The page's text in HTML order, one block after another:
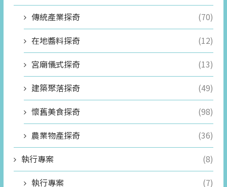
傳統產業探奇
(70)
在地醬料探奇
(12)
宮廟儀式探奇
(13)
建築聚落探奇
(49)
懷舊美食探奇
(98)
農業物產探奇
(36)
執行專案
(8)
執行專案
(7)